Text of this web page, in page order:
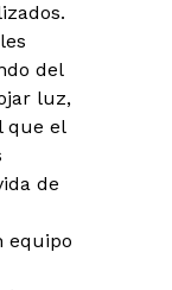
del
luz,
que el
de
equipo